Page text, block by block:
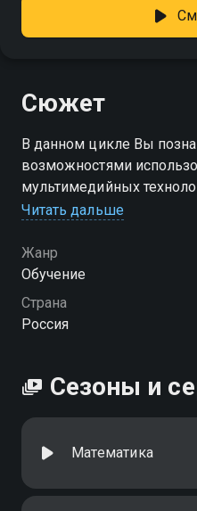
Сюжет
В данном цикле Вы
возможностями
мультимедийных
уроков. В первых
интерактивных досок
Читать дальше
Жанр
Обучение
Страна
Россия
Сезоны и
Математика